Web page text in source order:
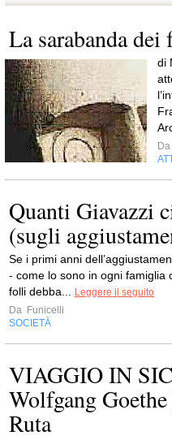
La sarabanda
di
Da
Quanti Giavazzi
(sugli
Se i primi anni
- come lo sono in ogni famiglia
folli debba... Leggere il seguito
Da Funicelli
SOCIETÀ
VIAGGIO IN
Wolfgang
Ruta